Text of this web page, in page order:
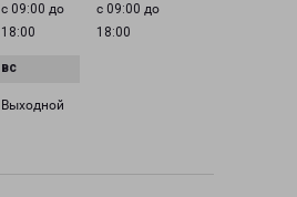
с 09:00 до
18:00
с 09:00 до
18:00
Выходной